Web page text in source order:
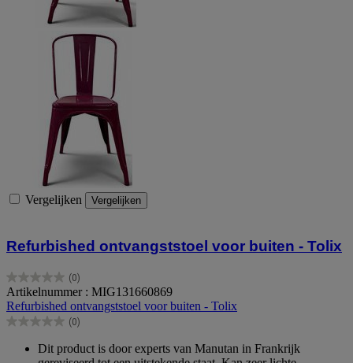
Vergelijken Vergelijken
Refurbished ontvangststoel voor buiten - Tolix
(0)
0.0
van
de
5
Artikelnummer : MIG131660869
Refurbished ontvangststoel voor buiten - Tolix
(0)
0.0
Dit product is door experts van Manutan in Frankrijk